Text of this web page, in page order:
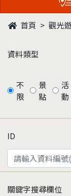
首頁 觀光
資料類型
不
限
景
點
活
動
ID
關鍵字搜尋欄位